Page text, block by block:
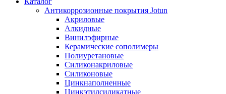
Антикоррозионные покрытия Jotun
Акриловые
Алкидные
Винилэфирные
Керамические сополимеры
Полиуретановые
Силиконакриловые
Силиконовые
Цинкнаполненные
Цинкэтилсиликатные